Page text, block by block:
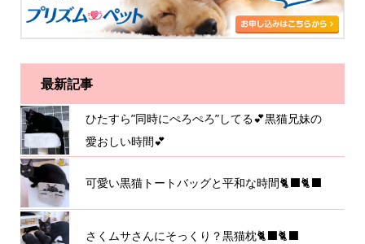
最新記事
ひたすら”同時にぺろぺろ”してる💕黒猫兄妹の
愛おしい時間💕
可愛い黒猫トートバッグと平和な時間🐈‍⬛🐈‍⬛
さくムサさんにそっくり？黒猫枕🐈‍⬛🐈‍⬛